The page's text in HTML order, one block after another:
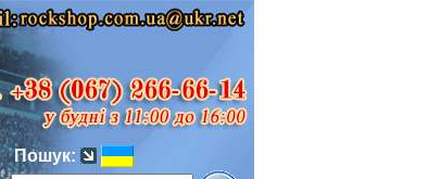
Пошук: